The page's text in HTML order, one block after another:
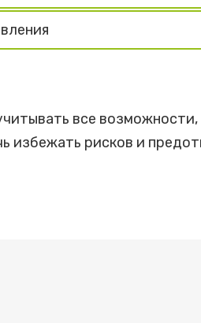
все
избежать рисков и